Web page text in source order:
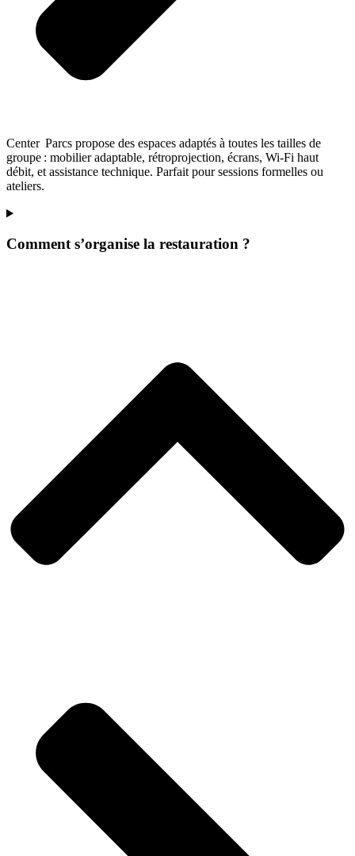
Center Parcs propose des espaces adaptés à toutes les tailles de
groupe : mobilier adaptable, rétroprojection, écrans, Wi‑Fi haut
débit, et assistance technique. Parfait pour sessions formelles ou
ateliers.
Comment s’organise la restauration ?